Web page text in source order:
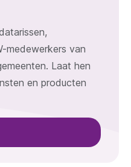
medewerkers van
Laat hen
en producten